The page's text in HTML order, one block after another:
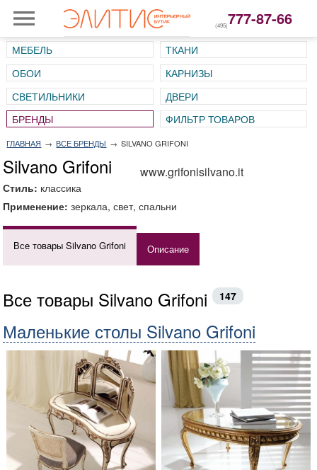
(495)777-87-66
МЕБЕЛЬ
ТКАНИ
ОБОИ
КАРНИЗЫ
СВЕТИЛЬНИКИ
ДВЕРИ
ГЛАВНАЯ → ВСЕ БРЕНДЫ → SILVANO GRIFONI
Silvano Grifoni www.grifonisilvano.it
Стиль: классика
Применение: зеркала, свет, спальни
Все товары Silvano Grifoni Описание
Все товары Silvano Grifoni 147
Маленькие столы Silvano Grifoni